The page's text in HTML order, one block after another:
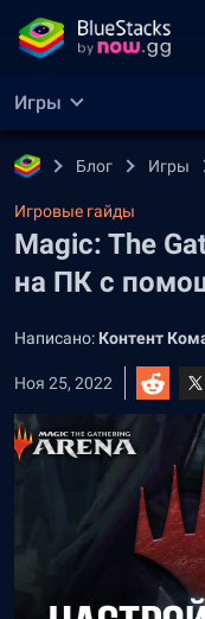
Игры
Блог Игры
Игровые гайды
Magic: The
на ПК с
Написано: Контент
Ноя 25, 2022